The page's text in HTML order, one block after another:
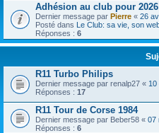
Adhésion au club pour 2026
Dernier message par Pierre « 26
Posté dans Le Club: sa vie, son
Réponses : 6
R11 Turbo Philips
Dernier message par renalp27 « 10
Réponses : 17
R11 Tour de Corse 1984
Dernier message par Beber58 « 07
Réponses : 6